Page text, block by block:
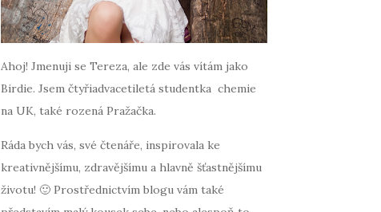
Ahoj! Jmenuji se Tereza, ale zde vás vítám jako
Birdie. Jsem čtyřiadvacetiletá studentka chemie
na UK, také rozená Pražačka.
Ráda bych vás, své čtenáře, inspirovala ke
kreativnějšímu, zdravějšímu a hlavně šťastnějšímu
životu! 🙂 Prostřednictvím blogu vám také